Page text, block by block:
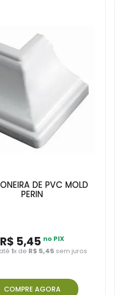
DE PVC MOLD
PERIN
R$ 5,45 no PIX
1x de R$ 5,45 sem juros
COMPRE AGORA